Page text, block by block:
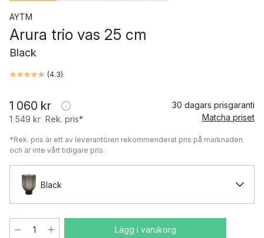
AYTM
Arura trio vas 25 cm
Black
(4.3)
1 060 kr
1 549 kr Rek. pris*
30 dagars prisgaranti
Matcha priset
*Rek. pris är ett av leverantören rekommenderat pris på marknaden
och är inte vårt tidigare pris.
Black
Lägg i varukorg